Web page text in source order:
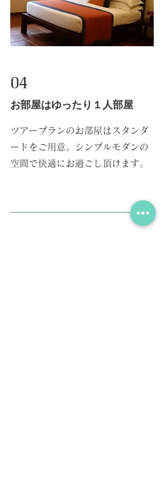
04
​お部屋はゆったり１人部屋
ツアープランのお部屋はスタンダ
ードをご用意。シンプルモダンの
空間で快適にお過ごし頂けます。